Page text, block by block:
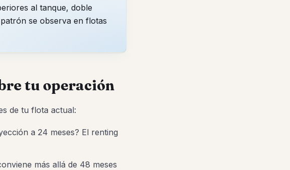
al tanque, doble
se observa en flotas
tu operación
de tu flota actual:
a 24 meses? El renting
más allá de 48 meses